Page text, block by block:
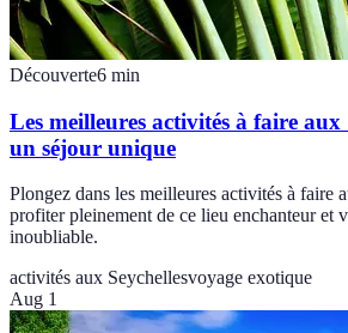
Découverte6 min
Les meilleures activités à faire aux
un séjour unique
Plongez dans les meilleures activités à faire
profiter pleinement de ce lieu enchanteur et
inoubliable.
activités aux Seychellesvoyage exotique
Aug 1